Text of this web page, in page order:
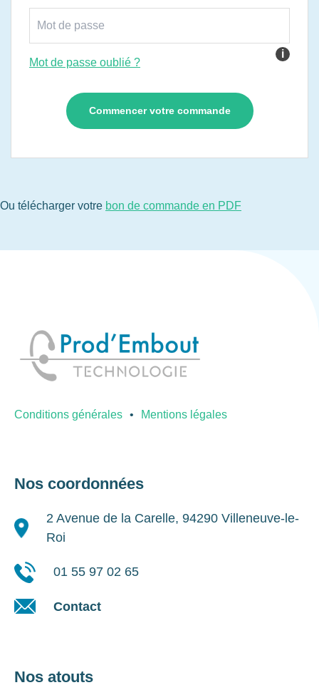
i
Mot de passe oublié ?
Ou télécharger votre bon de commande en PDF
Conditions générales Mentions légales
Nos coordonnées
2 Avenue de la Carelle, 94290 Villeneuve-le-
Roi
01 55 97 02 65
Contact
Nos atouts